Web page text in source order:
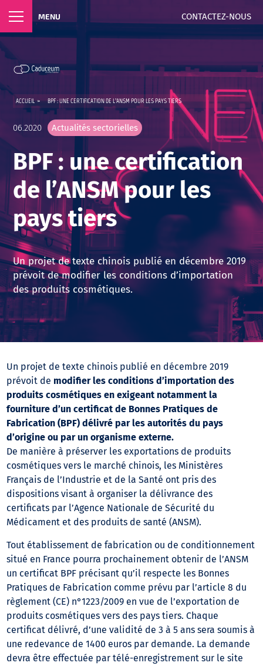
MENU CONTACTEZ-NOUS
ACCUEIL> BPF : UNE CERTIFICATION DE L’ANSM POUR LES PAYS TIERS
06.2020 Actualités sectorielles
BPF : une certification
de l’ANSM pour les
pays tiers
Un projet de texte chinois publié en décembre 2019
prévoit de modifier les conditions d’importation
des produits cosmétiques.
Un projet de texte chinois publié en décembre 2019
prévoit de modifier les conditions d’importation des
produits cosmétiques en exigeant notamment la
fourniture d’un certificat de Bonnes Pratiques de
Fabrication (BPF) délivré par les autorités du pays
d’origine ou par un organisme externe.
De manière à préserver les exportations de produits
cosmétiques vers le marché chinois, les Ministères
Français de l’Industrie et de la Santé ont pris des
dispositions visant à organiser la délivrance des
certificats par l’Agence Nationale de Sécurité du
Médicament et des produits de santé (ANSM).
Tout établissement de fabrication ou de conditionnement
situé en France pourra prochainement obtenir de l’ANSM
un certificat BPF précisant qu’il respecte les Bonnes
Pratiques de Fabrication comme prévu par l’article 8 du
règlement (CE) n°1223/2009 en vue de l’exportation de
produits cosmétiques vers des pays tiers. Chaque
certificat délivré, d’une validité de 3 à 5 ans sera soumis à
une redevance de 1400 euros par demande. La demande
devra être effectuée par télé-enregistrement sur le site